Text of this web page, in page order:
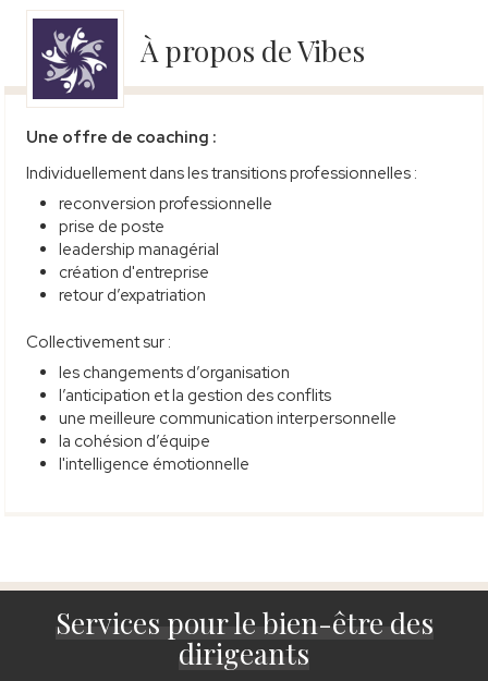
À propos de Vibes
Une offre de coaching :
Individuellement dans les transitions professionnelles :
reconversion professionnelle
prise de poste
leadership managérial
création d'entreprise
retour d’expatriation
Collectivement sur :
les changements d’organisation
l’anticipation et la gestion des conflits
une meilleure communication interpersonnelle
la cohésion d’équipe
l'intelligence émotionnelle
Services pour le bien-être des
dirigeants